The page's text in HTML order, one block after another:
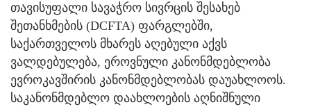
თავისუფალი სავაჭრო სივრცის შესახებ
შეთანხმების (DCFTA) ფარგლებში,
საქართველოს მხარეს აღებული აქვს
ვალდებულება, ეროვნული კანონმდებლობა
ევროკავშირის კანონმდებლობას დაუახლოოს.
საკანონმდებლო დაახლოების აღნიშნული